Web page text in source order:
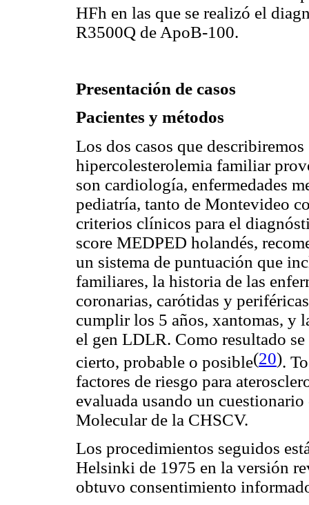
HFh en las que se realizó el
R3500Q de ApoB-100.
Presentación de casos
Pacientes y métodos
Los dos casos que
hipercolesterolemia familiar
son cardiología, enfermedades
pediatría, tanto de Montevideo
criterios clínicos para el
score MEDPED holandés,
un sistema de puntuación que
familiares, la historia de las
coronarias, carótidas y
cumplir los 5 años, xantomas, y
el gen LDLR. Como resultado
cierto, probable o posible(20).
factores de riesgo para
evaluada usando un
Molecular de la CHSCV.
Los procedimientos seguidos
Helsinki de 1975 en la versión
obtuvo consentimiento